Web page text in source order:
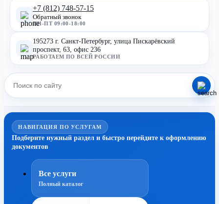
+7 (812) 748-57-15
Обратный звонок
ПН-ПТ 09:00-18:00
195273 г. Санкт-Петербург, улица Пискарёвский
проспект, 63, офис 236
РАБОТАЕМ ПО ВСЕЙ РОССИИ
НАВИГАЦИЯ ПО УСЛУГАМ
Подберите нужный раздел и быстро перейдите к оформлению
документов
Все услуги
Полный каталог